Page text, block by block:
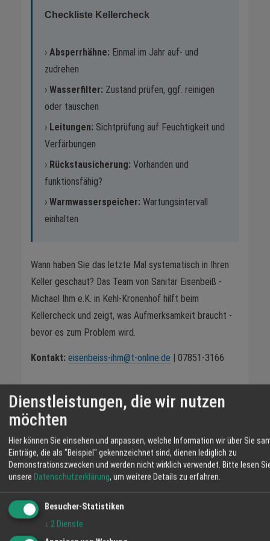
Checkliste Kellercheck
› Absperrhähne: Einmal im Jahr auf- und
zudrehen
› Wasserfilter: Zustand prüfen, ggf. reinigen
oder tauschen
› Leitungen: Sichtprüfung auf Feuchtigkeit und
Verfärbungen
› Rückstausicherung: Vorhanden und
funktionsfähig?
› Warmwasserspeicher: Wartungsintervall
einhalten
Wann haben Sie das letzte Mal systematisch in Ihren
Keller geschaut? Das Team von Sanitär Eisenbeiß -
Michael Ihm e.K. in Kehl-Kronenhof hilft beim
Kellercheck und zeigt, was Aufmerksamkeit braucht -
bevor es zum Problem wird.
Kontakt: eisenbeiss-ihm@t-online.de | 07851-3166
Kurz zusammengefasste FAQ
Wie oft sollte man den Keller auf
Wasserschäden und Leitungsprobleme
kontrollieren?
Wer systematisch durch den Keller geht und
Dienstleistungen, die wir nutzen
möchten
Hier können Sie einsehen und anpassen, welche Information wir über Sie
Einträge, die als "Beispiel" gekennzeichnet sind, dienen lediglich zu
Demonstrationszwecken und werden nicht wirklich verwendet. Bitte lesen
unsere Datenschutzerklärung, um weitere Details zu erfahren.
Besucher-Statistiken
↓ 2 Dienste